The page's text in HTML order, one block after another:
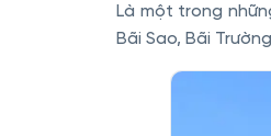
Là một trong
Bãi Sao, Bãi